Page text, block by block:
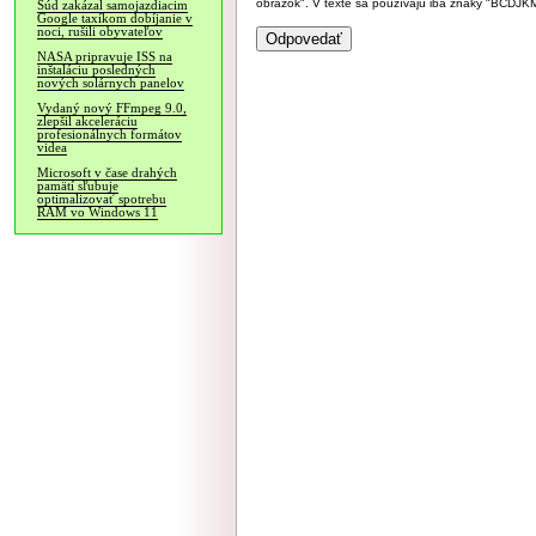
Súd zakázal samojazdiacim
Google taxíkom dobíjanie v
noci, rušili obyvateľov
NASA pripravuje ISS na
inštaláciu posledných
nových solárnych panelov
Vydaný nový FFmpeg 9.0,
zlepšil akceleráciu
profesionálnych formátov
videa
Microsoft v čase drahých
pamätí sľubuje
optimalizovať spotrebu
RAM vo Windows 11
obrázok". V texte sa používajú iba znaky